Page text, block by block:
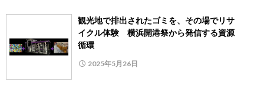
観光地で排出されたゴミを、その場でリサ
イクル体験 横浜開港祭から発信する資源
循環
2025年5月26日